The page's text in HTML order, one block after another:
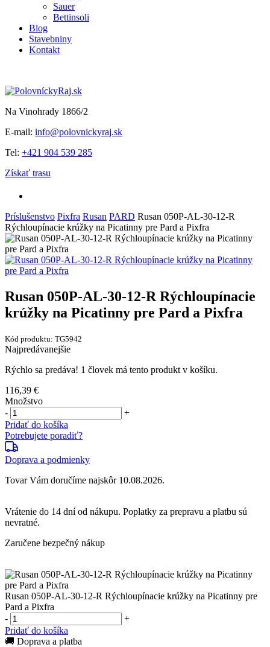
Sauer
Bettinsoli
Blog
Stavebniny
Kontakt
Na Vinohrady 1866/2
E-mail: info@polovnickyraj.sk
Tel: +421 904 539 285
Získať trasu
Príslušenstvo Pixfra Rusan PARD Rusan 050P-AL-30-12-R
Rýchloupínacie krúžky na Picatinny pre Pard a Pixfra
Rusan 050P-AL-30-12-R Rýchloupínacie
krúžky na Picatinny pre Pard a Pixfra
Kód produktu: TG5942
Najpredávanejšie
Rýchlo sa predáva! 1 človek má tento produkt v košíku.
116,39 €
Množstvo
-
+
Pridať do košíka
Potrebujete poradiť?
Doprava a podmienky
Tovar Vám doručíme najskôr 10.08.2026.
Vrátenie do 14 dníod nákupu. Poplatky za prepravu a platbu sú
nevratné.
Zaručene bezpečný nákup
Rusan 050P-AL-30-12-R Rýchloupínacie krúžky na Picatinny pre
Pard a Pixfra
-
+
Pridať do košíka
🚚 Doprava a platba